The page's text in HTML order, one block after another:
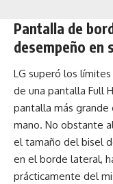
Pantalla de
desempeño en
LG superó los
de una pantalla Full
pantalla más grande
mano. No obstante
el tamaño del bisel
en el borde lateral,
prácticamente del